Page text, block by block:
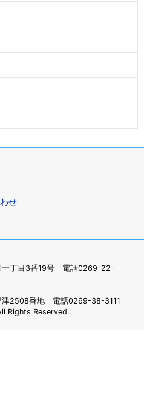
せ
丁目3番19号 電話0269-22-
2508番地 電話0269-38-3111
Rights Reserved.